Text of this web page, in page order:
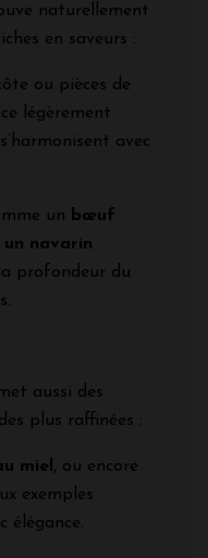
naturellement
en saveurs :
ou pièces de
légèrement
avec
un
bœuf
un navarin
profondeur du
aussi des
plus raffinées :
miel , ou encore
exemples
élégance.